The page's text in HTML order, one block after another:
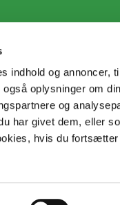
indhold og annoncer,
oplysninger om
og
har givet dem, eller
hvis du
•Handelsbetingelser•